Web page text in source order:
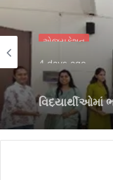
એજ્યુકેશન
વિદ્યાર્થીઓમાં
અભિવ્યક્તિ,
ખાતે વિવિધ